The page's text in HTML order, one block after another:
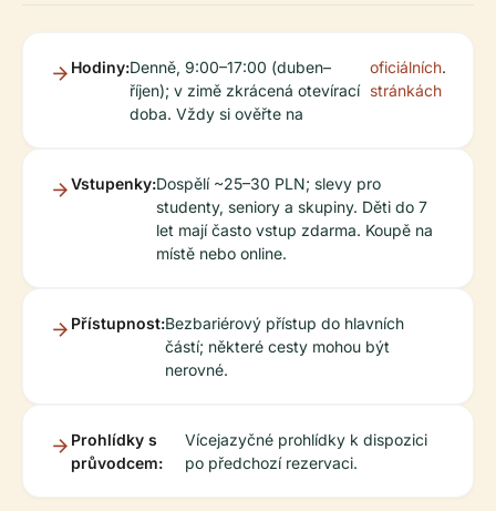
Hodiny:Denně, 9:00–17:00 (duben–
říjen); v zimě zkrácená otevírací
doba. Vždy si ověřte na
oficiálních
stránkách
.
Vstupenky:Dospělí ~25–30 PLN; slevy pro
studenty, seniory a skupiny. Děti do 7
let mají často vstup zdarma. Koupě na
místě nebo online.
Přístupnost:Bezbariérový přístup do hlavních
částí; některé cesty mohou být
nerovné.
Prohlídky s
průvodcem:
Vícejazyčné prohlídky k dispozici
po předchozí rezervaci.